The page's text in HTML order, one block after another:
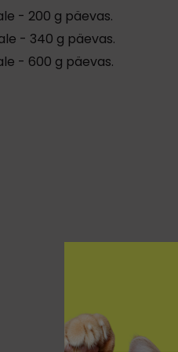
- 200 g päevas.
- 340 g päevas.
- 600 g päevas.